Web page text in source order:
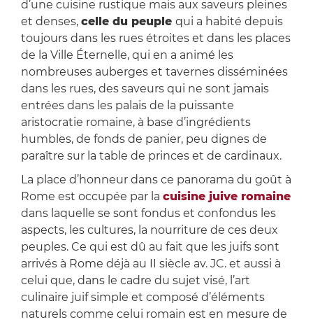
d’une cuisine rustique mais aux saveurs pleines
et denses, celle du peuple qui a habité depuis
toujours dans les rues étroites et dans les places
de la Ville Éternelle, qui en a animé les
nombreuses auberges et tavernes disséminées
dans les rues, des saveurs qui ne sont jamais
entrées dans les palais de la puissante
aristocratie romaine, à base d’ingrédients
humbles, de fonds de panier, peu dignes de
paraître sur la table de princes et de cardinaux.
La place d’honneur dans ce panorama du goût à
Rome est occupée par la cuisine juive romaine
dans laquelle se sont fondus et confondus les
aspects, les cultures, la nourriture de ces deux
peuples. Ce qui est dû au fait que les juifs sont
arrivés à Rome déjà au II siècle av. JC. et aussi à
celui que, dans le cadre du sujet visé, l’art
culinaire juif simple et composé d’éléments
naturels comme celui romain est en mesure de